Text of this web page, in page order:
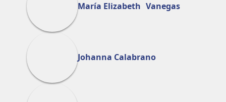
María Elizabeth Vanegas
Johanna Calabrano